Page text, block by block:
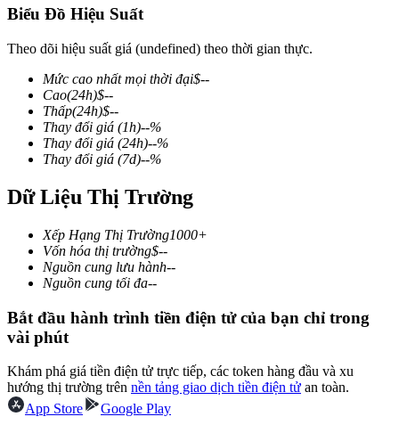
COIN-M Futures
Futures sử dụng token làm tài sản thế chấp
TradFi
Phái sinh cổ phiếu, ngoại hối, kim loại quý và hàng hóa
USDC Futures vĩnh cửu
Biểu Đồ Hiệu Suất
Theo dõi hiệu suất giá (undefined) theo thời gian thực.
Mức cao nhất mọi thời đại$--
Cao(24h)$--
Thấp(24h)$--
Thay đổi giá (1h)--%
Thay đổi giá (24h)--%
Thay đổi giá (7d)--%
Dữ Liệu Thị Trường
Xếp Hạng Thị Trường1000+
Vốn hóa thị trường$--
Nguồn cung lưu hành--
Nguồn cung tối đa--
Bắt đầu hành trình tiền điện tử của bạn chỉ trong
vài phút
Khám phá giá tiền điện tử trực tiếp, các token hàng đầu và xu
hướng thị trường trên nền tảng giao dịch tiền điện tử an toàn.
App Store
Google Play